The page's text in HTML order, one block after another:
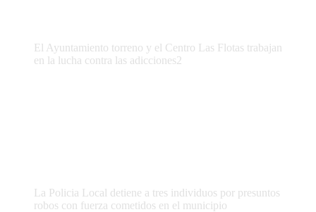
El Ayuntamiento torreno y el Centro Las Flotas trabajan
en la lucha contra las adicciones2
La Policia Local detiene a tres individuos por presuntos
robos con fuerza cometidos en el municipio